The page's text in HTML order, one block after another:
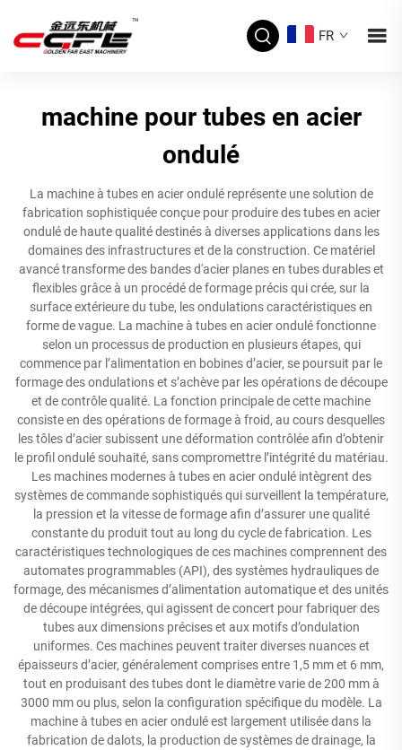
FR
machine pour tubes en acier
ondulé
La machine à tubes en acier ondulé représente une solution de
fabrication sophistiquée conçue pour produire des tubes en acier
ondulé de haute qualité destinés à diverses applications dans les
domaines des infrastructures et de la construction. Ce matériel
avancé transforme des bandes d'acier planes en tubes durables et
flexibles grâce à un procédé de formage précis qui crée, sur la
surface extérieure du tube, les ondulations caractéristiques en
forme de vague. La machine à tubes en acier ondulé fonctionne
selon un processus de production en plusieurs étapes, qui
commence par l’alimentation en bobines d’acier, se poursuit par le
formage des ondulations et s’achève par les opérations de découpe
et de contrôle qualité. La fonction principale de cette machine
consiste en des opérations de formage à froid, au cours desquelles
les tôles d’acier subissent une déformation contrôlée afin d’obtenir
le profil ondulé souhaité, sans compromettre l’intégrité du matériau.
Les machines modernes à tubes en acier ondulé intègrent des
systèmes de commande sophistiqués qui surveillent la température,
la pression et la vitesse de formage afin d’assurer une qualité
constante du produit tout au long du cycle de fabrication. Les
caractéristiques technologiques de ces machines comprennent des
automates programmables (API), des systèmes hydrauliques de
formage, des mécanismes d’alimentation automatique et des unités
de découpe intégrées, qui agissent de concert pour fabriquer des
tubes aux dimensions précises et aux motifs d’ondulation
uniformes. Ces machines peuvent traiter diverses nuances et
épaisseurs d’acier, généralement comprises entre 1,5 mm et 6 mm,
tout en produisant des tubes dont le diamètre varie de 200 mm à
3000 mm ou plus, selon la configuration spécifique du modèle. La
machine à tubes en acier ondulé est largement utilisée dans la
fabrication de dalots, la production de systèmes de drainage, la